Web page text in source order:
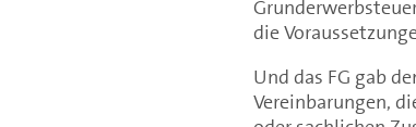
die
Und das FG gab
Vereinbarungen,